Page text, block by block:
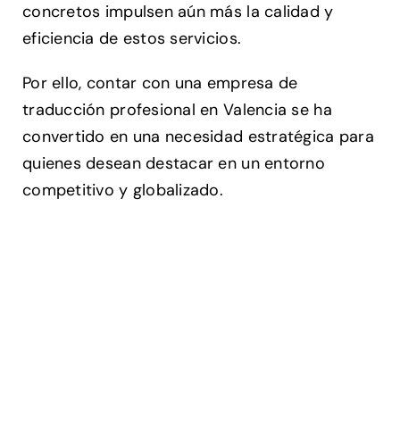
concretos impulsen aún más la calidad y
eficiencia de estos servicios.
Por ello, contar con una empresa de
traducción profesional en Valencia se ha
convertido en una necesidad estratégica para
quienes desean destacar en un entorno
competitivo y globalizado.